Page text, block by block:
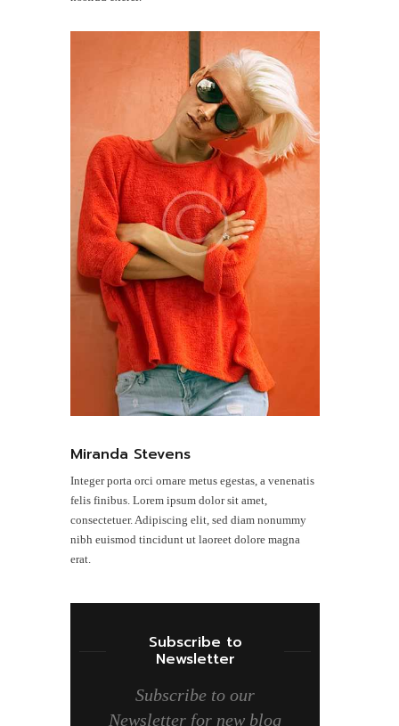
Miranda Stevens
Integer porta orci ornare metus egestas, a venenatis
felis finibus. Lorem ipsum dolor sit amet,
consectetuer. Adipiscing elit, sed diam nonummy
nibh euismod tincidunt ut laoreet dolore magna
erat.
Subscribe to
Newsletter
Subscribe to our
Newsletter for new blog